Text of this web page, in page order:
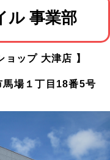
ル 事業部
ョップ 大津店 】
馬場１丁目18番5号